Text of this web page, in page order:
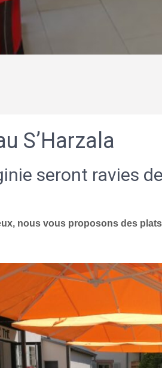
S’Harzala
seront ravies
nous vous proposons des